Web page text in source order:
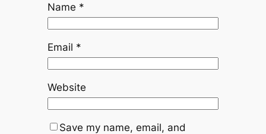
Name *
Email *
Website
Save my name, email, and